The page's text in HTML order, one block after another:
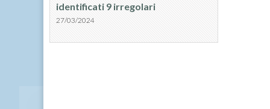
identificati 9 irregolari
27/03/2024